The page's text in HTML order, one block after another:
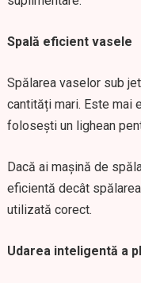
Spală eficient vasele
Spălarea vaselor sub
cantități mari. Este mai
folosești un lighean
Dacă ai mașină de
eficientă decât
utilizată corect.
Udarea inteligentă a